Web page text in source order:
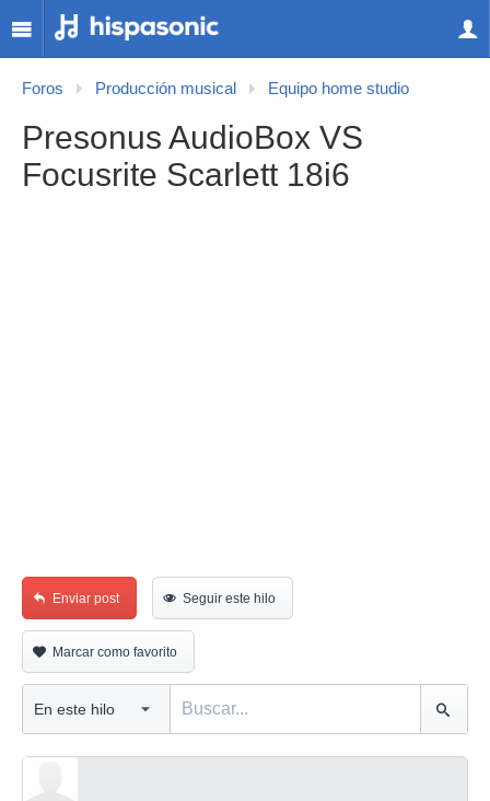
Foros Producción musical Equipo home studio
Presonus AudioBox VS
Focusrite Scarlett 18i6
Enviar post Seguir este hilo
Marcar como favorito